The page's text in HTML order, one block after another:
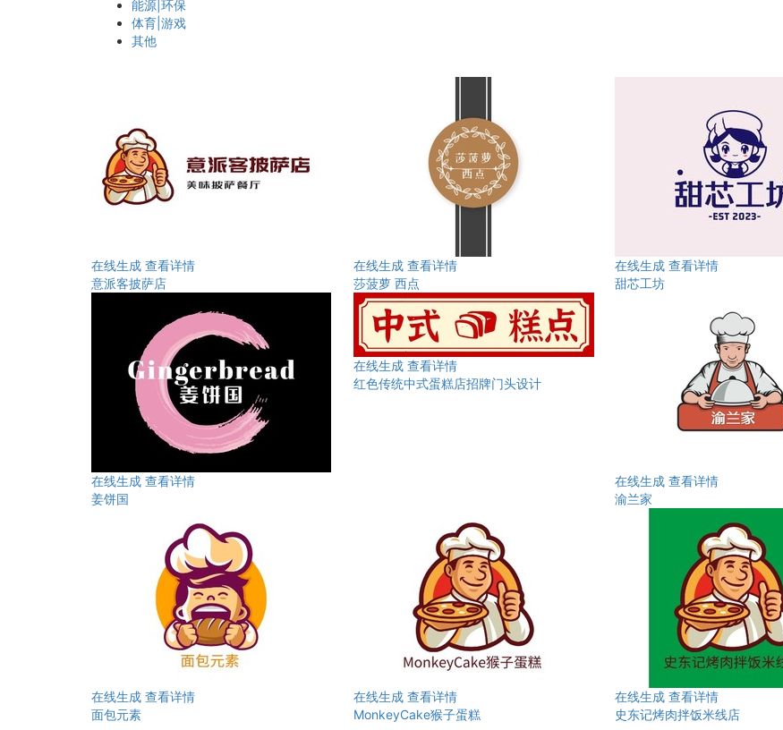
能源|环保
体育|游戏
其他
在线生成 查看详情
意派客披萨店
在线生成 查看详情
莎菠萝 西点
在线生成 查看详情
甜芯工坊
在线生成 查看详情
姜饼国
在线生成 查看详情
红色传统中式蛋糕店招牌门头设计
在线生成 查看详情
渝兰家
在线生成 查看详情
面包元素
在线生成 查看详情
MonkeyCake猴子蛋糕
在线生成 查看详情
史东记烤肉拌饭米线店